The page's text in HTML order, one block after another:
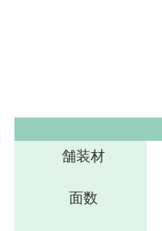
舗装材
面数